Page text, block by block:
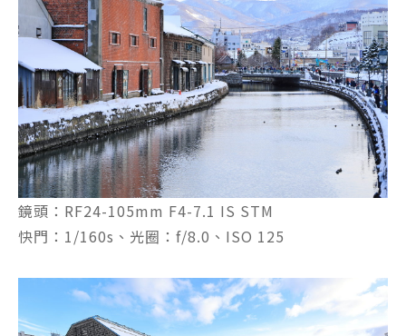
鏡頭：RF24-105mm F4-7.1 IS STM
快門：1/160s、光圈：f/8.0、ISO 125